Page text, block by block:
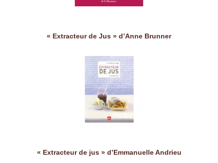
« Extracteur de Jus » d’Anne Brunner
« Extracteur de jus » d’Emmanuelle Andrieu